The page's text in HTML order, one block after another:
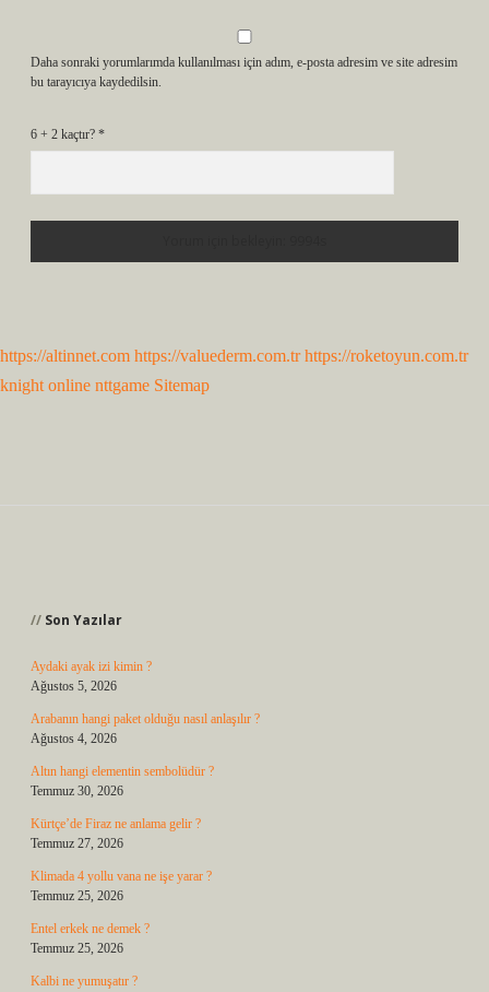
Daha sonraki yorumlarımda kullanılması için adım, e-posta adresim ve site adresim
bu tarayıcıya kaydedilsin.
6 + 2 kaçtır? *
https://altinnet.com https://valuederm.com.tr https://roketoyun.com.tr
knight online nttgame Sitemap
Son Yazılar
Aydaki ayak izi kimin ?
Ağustos 5, 2026
Arabanın hangi paket olduğu nasıl anlaşılır ?
Ağustos 4, 2026
Altın hangi elementin sembolüdür ?
Temmuz 30, 2026
Kürtçe’de Firaz ne anlama gelir ?
Temmuz 27, 2026
Klimada 4 yollu vana ne işe yarar ?
Temmuz 25, 2026
Entel erkek ne demek ?
Temmuz 25, 2026
Kalbi ne yumuşatır ?